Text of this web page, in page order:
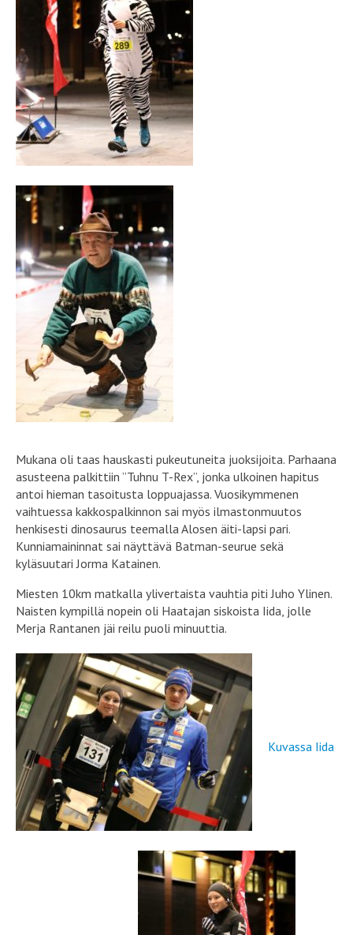
Mukana oli taas hauskasti pukeutuneita juoksijoita. Parhaana
asusteena palkittiin ”Tuhnu T-Rex”, jonka ulkoinen hapitus
antoi hieman tasoitusta loppuajassa. Vuosikymmenen
vaihtuessa kakkospalkinnon sai myös ilmastonmuutos
henkisesti dinosaurus teemalla Alosen äiti-lapsi pari.
Kunniamaininnat sai näyttävä Batman-seurue sekä
kyläsuutari Jorma Katainen.
Miesten 10km matkalla ylivertaista vauhtia piti Juho Ylinen.
Naisten kympillä nopein oli Haatajan siskoista Iida, jolle
Merja Rantanen jäi reilu puoli minuuttia.
Kuvassa Iida